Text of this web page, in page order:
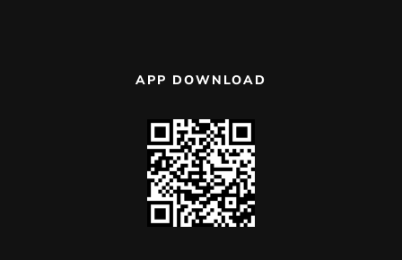
APP DOWNLOAD